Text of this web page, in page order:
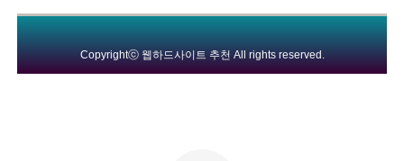
Copyrightⓒ 웹하드사이트 추천 All rights reserved.